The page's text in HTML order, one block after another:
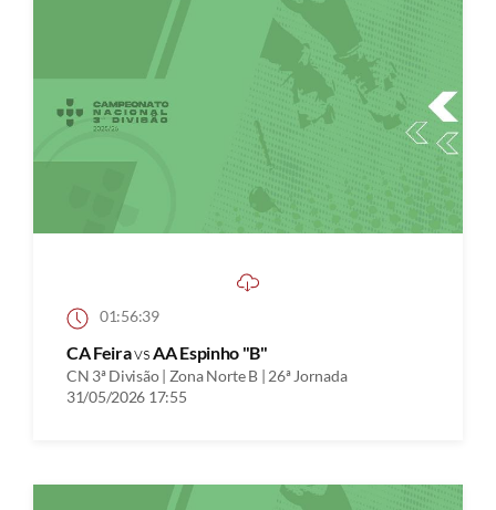
01:56:39
CA FeiravsAA Espinho "B"
CN 3ª Divisão | Zona Norte B | 26ª Jornada
31/05/2026 17:55